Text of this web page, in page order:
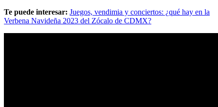
Te puede interesar: Juegos, vendimia y conciertos: ¿qué hay en la
Verbena Navideña 2023 del Zócalo de CDMX?